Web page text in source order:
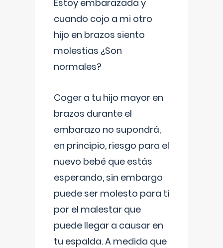
Estoy embarazada y
cuando cojo a mi otro
hijo en brazos siento
molestias ¿Son
normales?
Coger a tu hijo mayor en
brazos durante el
embarazo no supondrá,
en principio, riesgo para el
nuevo bebé que estás
esperando, sin embargo
puede ser molesto para ti
por el malestar que
puede llegar a causar en
tu espalda. A medida que